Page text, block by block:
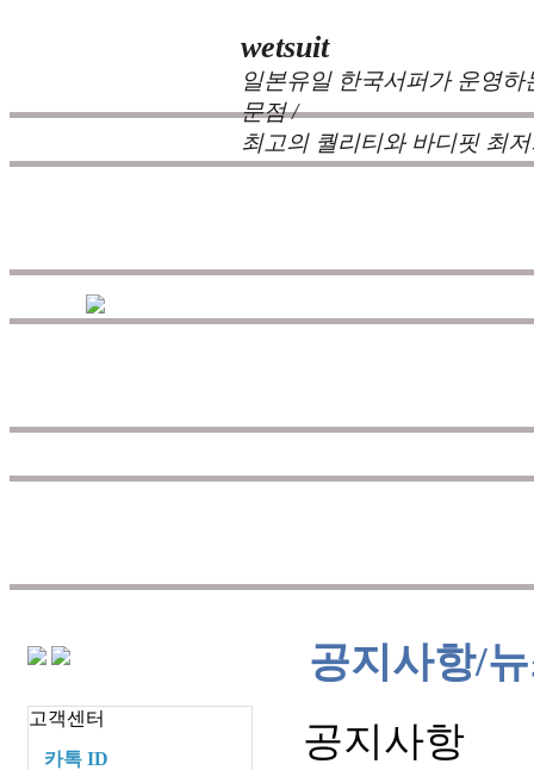
wetsuit
일본유일 한국서퍼가 운영
문점 /
최고의 퀄리티와 바디핏 최
즐거움을 대화하는 것에 목표를 두고 있습
고객센터
카톡 ID
공지사항/
공지사항